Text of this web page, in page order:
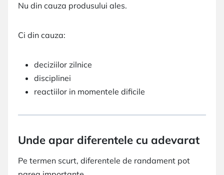
Nu din cauza produsului ales.
Ci din cauza:
deciziilor zilnice
disciplinei
reactiilor in momentele dificile
Unde apar diferentele cu adevarat
Pe termen scurt, diferentele de randament pot